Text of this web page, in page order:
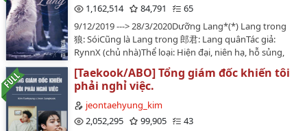
1,162,514
84,791
65
9/12/2019 ---> 28/3/2020Dưỡng Lang*(*) Lang trong
狼: SóiCũng là Lang trong 郎君: Lang quânTác giả:
RynnX (chủ nhà)Thể loại: Hiện đại, niên hạ, hỗ sủng,
ngọt, bán thú nhân, H nhẹ, HE. Thuộc tính: Ngây thơ
thâm tình huyết lang công x bá đạo ngang tàng cường
thụ.Cp: Vương Nhất Bác x Tiêu ChiếnNgoài hai người
ra không có bạn nào trong dàn cast Trần Tình Lệnh hết
nha :)) Tình trạng: Đã hoàn (52 chương + 4 Phiên
[Taekook/ABO] Tổng giám đốc khiến tôi
phải nghỉ việc.
jeontaehyung_kim
2,052,295
99,905
43